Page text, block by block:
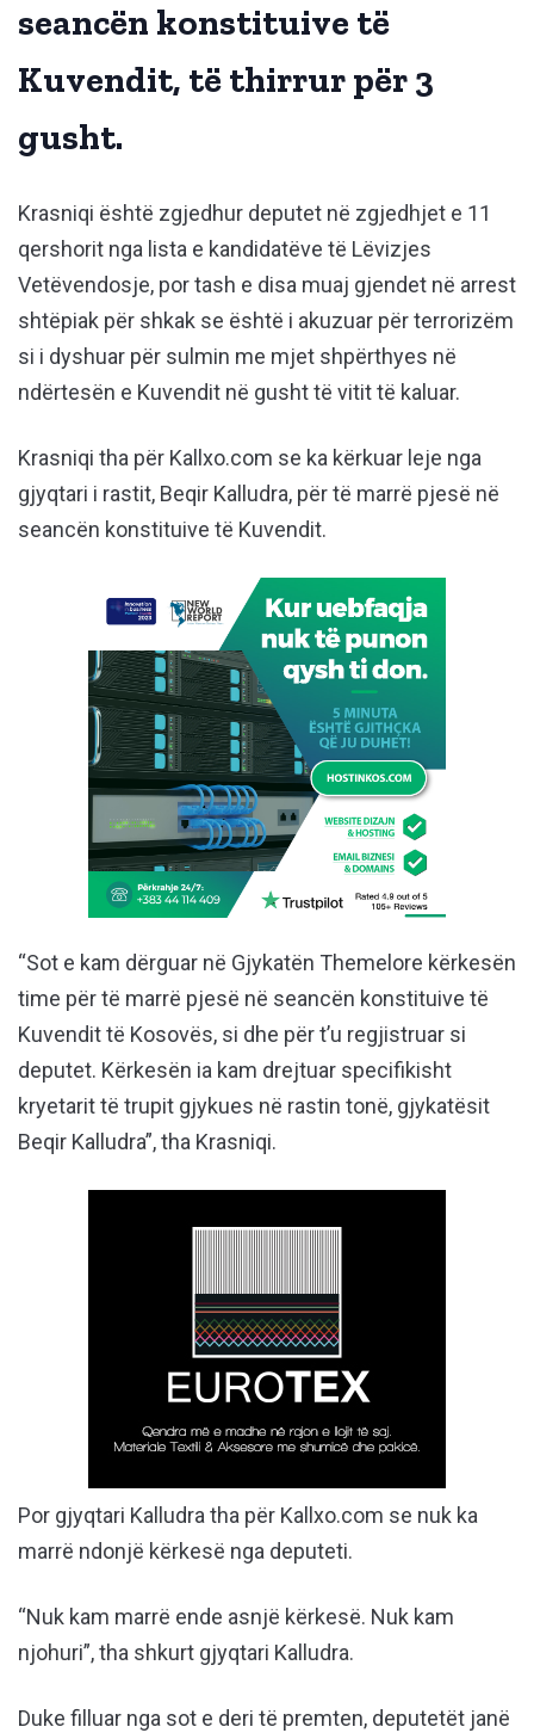
seancën konstituive të
Kuvendit, të thirrur për 3
gusht.
Krasniqi është zgjedhur deputet në zgjedhjet e 11
qershorit nga lista e kandidatëve të Lëvizjes
Vetëvendosje, por tash e disa muaj gjendet në arrest
shtëpiak për shkak se është i akuzuar për terrorizëm
si i dyshuar për sulmin me mjet shpërthyes në
ndërtesën e Kuvendit në gusht të vitit të kaluar.
Krasniqi tha për Kallxo.com se ka kërkuar leje nga
gjyqtari i rastit, Beqir Kalludra, për të marrë pjesë në
seancën konstituive të Kuvendit.
“Sot e kam dërguar në Gjykatën Themelore kërkesën
time për të marrë pjesë në seancën konstituive të
Kuvendit të Kosovës, si dhe për t’u regjistruar si
deputet. Kërkesën ia kam drejtuar specifikisht
kryetarit të trupit gjykues në rastin tonë, gjykatësit
Beqir Kalludra”, tha Krasniqi.
Por gjyqtari Kalludra tha për Kallxo.com se nuk ka
marrë ndonjë kërkesë nga deputeti.
“Nuk kam marrë ende asnjë kërkesë. Nuk kam
njohuri”, tha shkurt gjyqtari Kalludra.
Duke filluar nga sot e deri të premten, deputetët janë